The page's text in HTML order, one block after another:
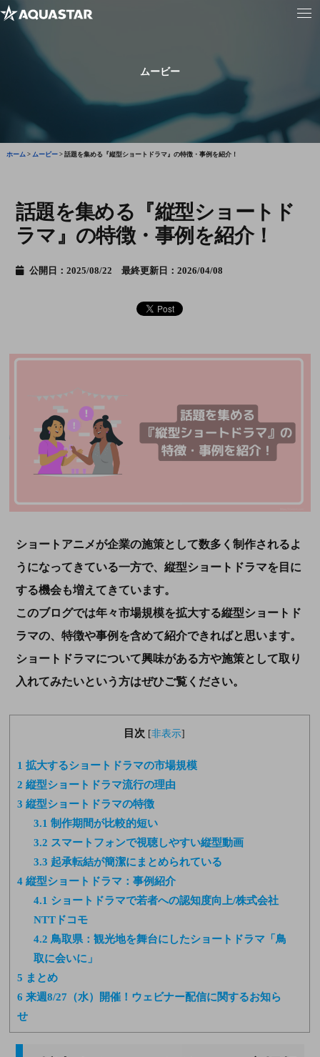
ムービー
ホーム> ムービー> 話題を集める『縦型ショートドラマ』の特徴・事例を紹介！
話題を集める『縦型ショートド
ラマ』の特徴・事例を紹介！
公開日：2025/08/22 最終更新日：2026/04/08
ショートアニメが企業の施策として数多く制作されるよ
うになってきている一方で、縦型ショートドラマを目に
する機会も増えてきています。
このブログでは年々市場規模を拡大する縦型ショートド
ラマの、特徴や事例を含めて紹介できればと思います。
ショートドラマについて興味がある方や施策として取り
入れてみたいという方はぜひご覧ください。
目次 [非表示]
1 拡大するショートドラマの市場規模
2 縦型ショートドラマ流行の理由
3 縦型ショートドラマの特徴
3.1 制作期間が比較的短い
3.2 スマートフォンで視聴しやすい縦型動画
3.3 起承転結が簡潔にまとめられている
4 縦型ショートドラマ：事例紹介
4.1 ショートドラマで若者への認知度向上/株式会社
NTTドコモ
4.2 鳥取県：観光地を舞台にしたショートドラマ「鳥
取に会いに」
5 まとめ
6 来週8/27（水）開催！ウェビナー配信に関するお知ら
せ